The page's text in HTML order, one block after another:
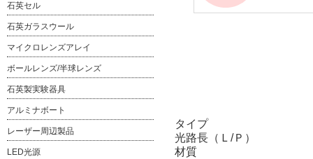
タイプ
光路長（Ｌ/Ｐ）
材質
石英セル
石英ガラスウール
マイクロレンズアレイ
ボールレンズ/半球レンズ
石英製実験器具
アルミナボート
レーザー周辺製品
LED光源